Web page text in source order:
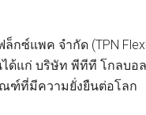
กซ์แพค จำกัด (TPN
ด้แก่ บริษัท พีทีที โกลบอ
ณฑ์ที่มีความยั่งยืนต่อโลก